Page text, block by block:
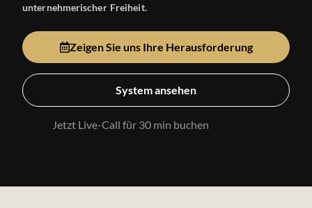
unternehmerischer Freiheit.
Zeigen Sie uns Ihre Herausforderung
System ansehen
Jetzt Live-Call für 30 min buchen